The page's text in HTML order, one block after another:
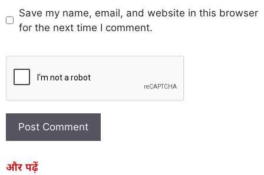
Save my name, email, and website in this browser
for the next time I comment.
और पढ़ें